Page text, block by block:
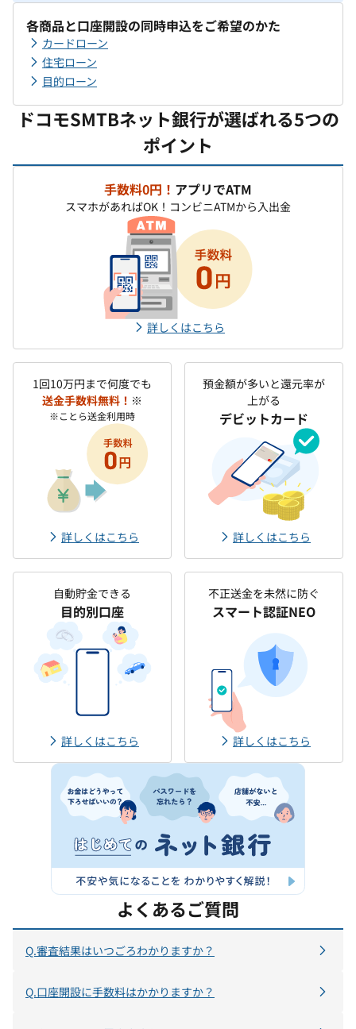
各商品と口座開設の同時申込をご希望のかた
カードローン
住宅ローン
目的ローン
ドコモSMTBネット銀行が選ばれる5つの
ポイント
手数料0円！ アプリでATM
スマホがあればOK！コンビニATMから入出金
詳しくはこちら
1回10万円まで何度でも
送金手数料無料！ ※
※ことら送金利用時
詳しくはこちら
預金額が多いと還元率が
上がる
デビットカード
詳しくはこちら
自動貯金できる
目的別口座
詳しくはこちら
不正送金を未然に防ぐ
スマート認証NEO
詳しくはこちら
よくあるご質問
Q.審査結果はいつごろわかりますか？
Q.口座開設に手数料はかかりますか？